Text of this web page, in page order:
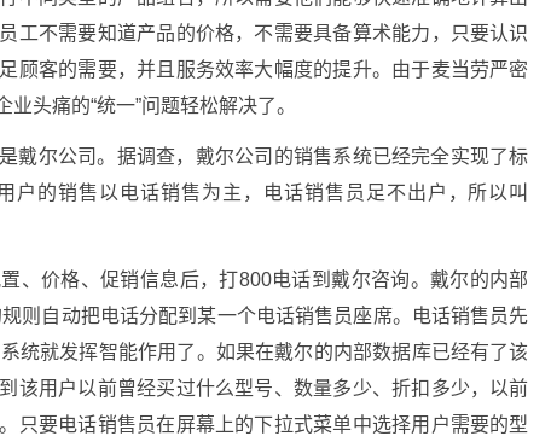
工不需要知道产品的价格，不需要具备算术能力，只要认识
顾客的需要，并且服务效率大幅度的提升。由于麦当劳严密
头痛的“统一”问题轻松解决了。
戴尔公司。据调查，戴尔公司的销售系统已经完全实现了标
户的销售以电话销售为主，电话销售员足不出户，所以叫
、价格、促销信息后，打800电话到戴尔咨询。戴尔的内部
则自动把电话分配到某一个电话销售员座席。电话销售员先
统就发挥智能作用了。如果在戴尔的内部数据库已经有了该
该用户以前曾经买过什么型号、数量多少、折扣多少，以前
只要电话销售员在屏幕上的下拉式菜单中选择用户需要的型